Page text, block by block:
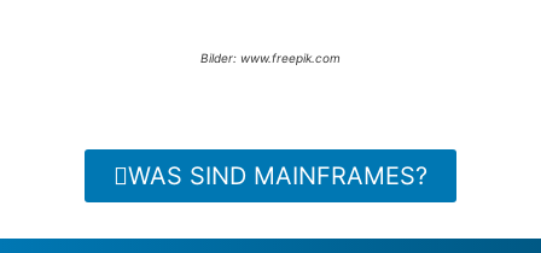
Bilder: www.freepik.com
WAS SIND MAINFRAMES?